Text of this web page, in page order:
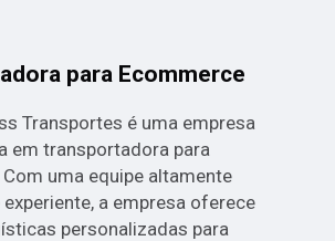
para Ecommerce
Transportes é uma empresa
em transportadora para
uma equipe altamente
a empresa oferece
personalizadas para